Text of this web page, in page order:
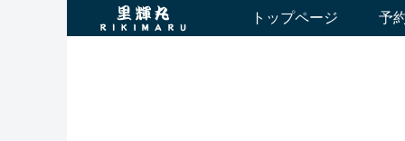
トップページ 予